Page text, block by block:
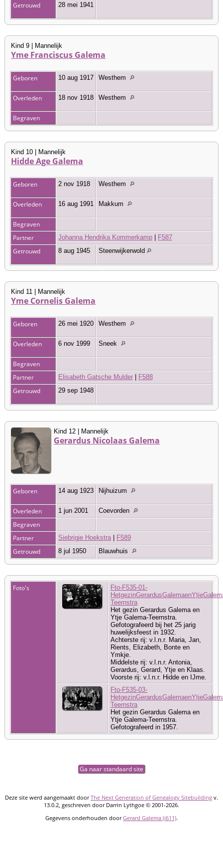
Getrouwd 28 mei 1941
Kind 9 | Mannelijk
Yme Franciscus Galema
Geboren 10 aug 1917 Westhem
Overleden 18 nov 1918 Westhem
Begraven
Kind 10 | Mannelijk
Hidde Age Galema
Geboren 2 nov 1918 Westhem
Overleden 16 aug 1991 Makkum
Begraven
Partner
Johanna Hendrika Kommerkamp F587
Getrouwd 8 aug 1945 Steenwijkerwold
Kind 11 | Mannelijk
Yme Cornelis Galema
Geboren 26 mei 1920 Westhem
Overleden 6 nov 1999 Sneek
Begraven
Partner
Elisabeth Gatsche Mulder F588
Getrouwd 29 sep 1948
Kind 12 | Mannelijk
Gerardus Nicolaas Galema
Geboren 14 aug 1923 Nijhuizum
Overleden 1 jun 2001 Coevorden
Begraven
Partner
Siebrigje Hoekstra F589
Getrouwd 8 jul 1950 Blauwhuis
Foto's
Fto-F535-01-
Teernstra
Het gezin Gerardus Galema en
Ytje Galema-Teernstra.
Gefotografeerd bij het 25 jarig
huwelijksfeest in 1932.
Achterste rij: v.l.n.r. Maria, Jan,
Rients, Elizabeth, Bonte en
Ymkje.
Middelste rij: v.l.n.r. Antonia,
Gerardus, Gerard, Ytje en Klaas.
Voorste rij: v.l.n.r. Hidde en IJme.
Fto-F535-03-
Teernstra
Het gezin Gerardus Galema en
Ytje Galema-Teernstra.
Gefotografeerd in 1957.
Ga naar standaard site
Deze site werd aangemaakt doorThe Next Generation of Genealogy Sitebuilding v.
13.0.2, geschreven door Darrin Lythgoe © 2001-2026.
Gegevens onderhouden doorGerard Galema (i611).